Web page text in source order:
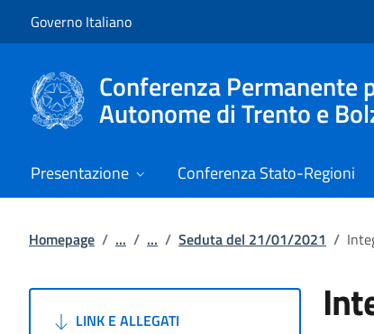
Governo Italiano
Conferenza Permanente
Autonome di Trento e
Presentazione Conferenza Stato-Regioni
Homepage / ... / ... / Seduta del 21/01/2021 /
LINK E ALLEGATI